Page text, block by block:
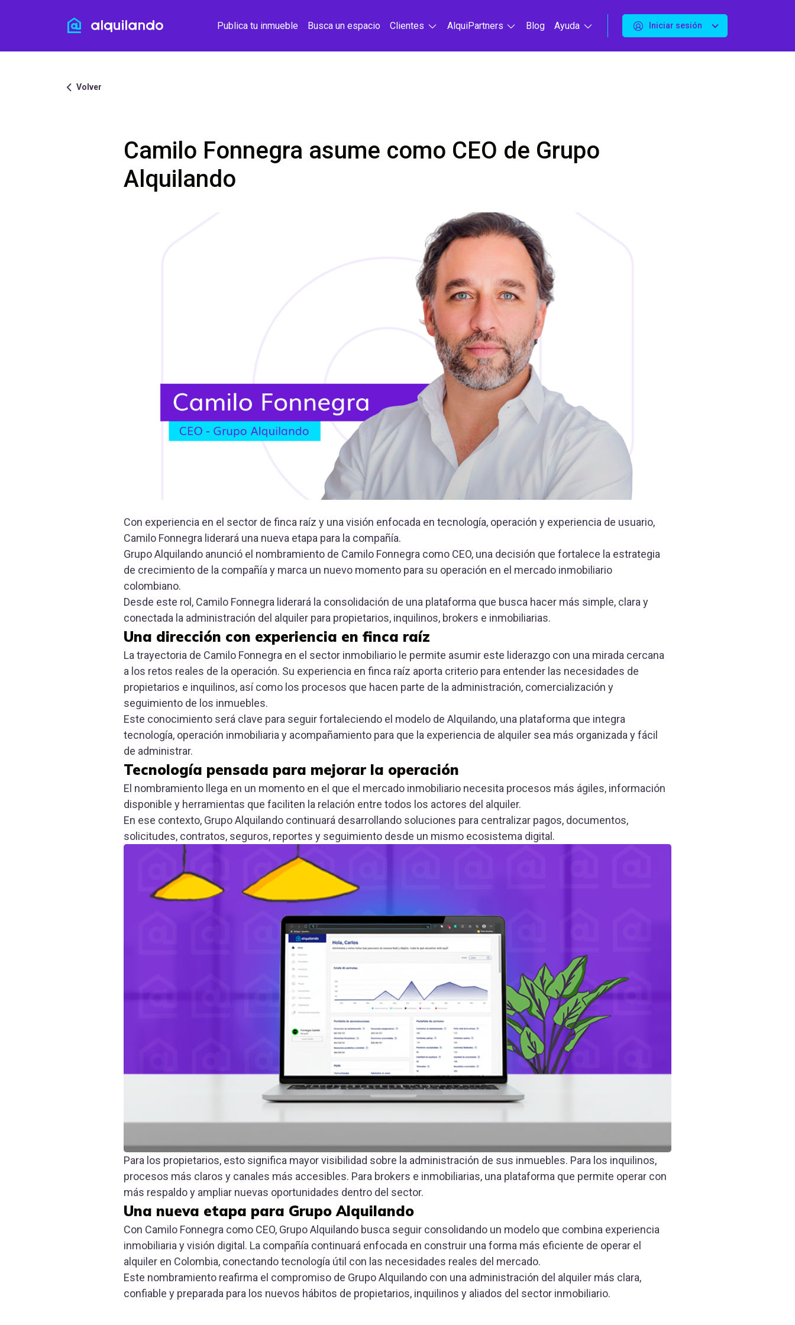
Publica tu inmueble Busca un espacio Clientes AlquiPartners Blog Ayuda Iniciar sesión
Volver
Camilo Fonnegra asume como CEO de Grupo
Alquilando
Con experiencia en el sector de finca raíz y una visión enfocada en tecnología, operación y experiencia de usuario,
Camilo Fonnegra liderará una nueva etapa para la compañía.
Grupo Alquilando anunció el nombramiento de Camilo Fonnegra como CEO, una decisión que fortalece la estrategia
de crecimiento de la compañía y marca un nuevo momento para su operación en el mercado inmobiliario
colombiano.
Desde este rol, Camilo Fonnegra liderará la consolidación de una plataforma que busca hacer más simple, clara y
conectada la administración del alquiler para propietarios, inquilinos, brokers e inmobiliarias.
Una dirección con experiencia en finca raíz
La trayectoria de Camilo Fonnegra en el sector inmobiliario le permite asumir este liderazgo con una mirada cercana
a los retos reales de la operación. Su experiencia en finca raíz aporta criterio para entender las necesidades de
propietarios e inquilinos, así como los procesos que hacen parte de la administración, comercialización y
seguimiento de los inmuebles.
Este conocimiento será clave para seguir fortaleciendo el modelo de Alquilando, una plataforma que integra
tecnología, operación inmobiliaria y acompañamiento para que la experiencia de alquiler sea más organizada y fácil
de administrar.
Tecnología pensada para mejorar la operación
El nombramiento llega en un momento en el que el mercado inmobiliario necesita procesos más ágiles, información
disponible y herramientas que faciliten la relación entre todos los actores del alquiler.
En ese contexto, Grupo Alquilando continuará desarrollando soluciones para centralizar pagos, documentos,
solicitudes, contratos, seguros, reportes y seguimiento desde un mismo ecosistema digital.
Para los propietarios, esto significa mayor visibilidad sobre la administración de sus inmuebles. Para los inquilinos,
procesos más claros y canales más accesibles. Para brokers e inmobiliarias, una plataforma que permite operar con
más respaldo y ampliar nuevas oportunidades dentro del sector.
Una nueva etapa para Grupo Alquilando
Con Camilo Fonnegra como CEO, Grupo Alquilando busca seguir consolidando un modelo que combina experiencia
inmobiliaria y visión digital. La compañía continuará enfocada en construir una forma más eficiente de operar el
alquiler en Colombia, conectando tecnología útil con las necesidades reales del mercado.
Este nombramiento reafirma el compromiso de Grupo Alquilando con una administración del alquiler más clara,
confiable y preparada para los nuevos hábitos de propietarios, inquilinos y aliados del sector inmobiliario.